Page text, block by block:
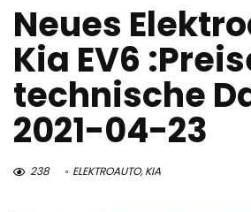
Neues
Kia EV6
technische
2021-04-23
238 ELEKTROAUTO,KIA